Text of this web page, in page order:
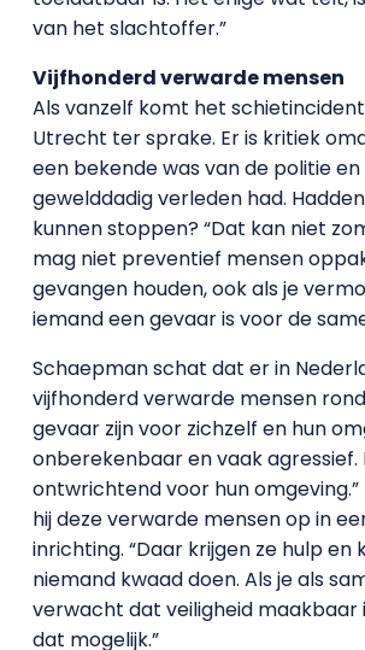
van het slachtoffer.”
Vijfhonderd verwarde mensen
Als vanzelf komt het
Utrecht ter sprake. Er is kritiek
een bekende was van de politie
gewelddadig verleden had.
kunnen stoppen? “Dat kan niet
mag niet preventief mensen
gevangen houden, ook als je
iemand een gevaar is voor de
Schaepman schat dat er in
vijfhonderd verwarde mensen
gevaar zijn voor zichzelf en hun
onberekenbaar en vaak agressief.
ontwrichtend voor hun omgeving.”
hij deze verwarde mensen op in
inrichting. “Daar krijgen ze hulp en
niemand kwaad doen. Als je als
verwacht dat veiligheid maakbaar
dat mogelijk.”